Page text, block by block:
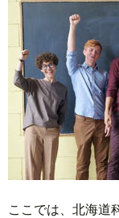
ここでは、北海道